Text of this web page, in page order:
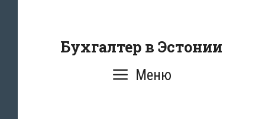
содержаниюБухгалтер в Эстонии
Меню